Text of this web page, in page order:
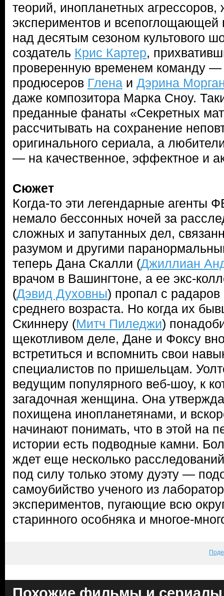
теорий, инопланетных агрессоров,
экспериментов и всепоглощающей
над десятым сезоном культового
создатель Крис Картер,
проверенную временем команду —
продюсеров Глена и Дэрина
даже композитора Марка Сноу.
преданные фанаты «Секретных
рассчитывать на сохранение
оригинального сериала, а
— на качественное, эффектное и
Сюжет
Когда-то эти легендарные агенты
немало бессонных ночей за
сложных и запутанных дел,
разумом и другими
теперь Дана Скалли (Джиллиан
врачом в Вашингтоне, а ее экс-
(Дэвид Духовны) пропал с радаров
среднего возраста. Но когда их
Скиннеру (Митч Пиледжи)
щекотливом деле, Дане и Фоксу
встретиться и вспомнить свои
специалистов по пришельцам.
ведущим популярного веб-шоу, к
загадочная женщина. Она
похищена инопланетянами, и
начинают понимать, что в этой на
истории есть подводные камни.
ждет еще несколько
под силу только этому дуэту —
самоубийство ученого из
экспериментов, пугающие всю
старинного особняка и многое-